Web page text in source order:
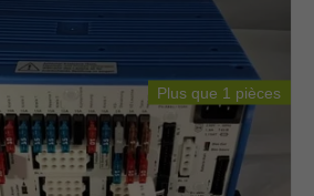
Plus que 1 pièces